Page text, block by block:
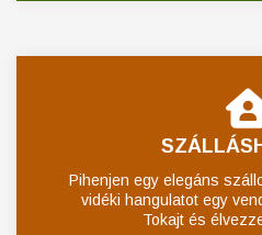
Pihenjen egy elegáns
vidéki hangulatot egy
Tokajt és